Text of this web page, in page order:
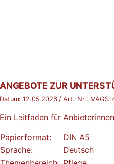
BROSCHÜRE:
ANGEBOTE ZUR
Datum: 12.05.2026 / Art.-Nr.: MAGS-
Ein Leitfaden für
Papierformat:
DIN A5
Sprache:
Deutsch